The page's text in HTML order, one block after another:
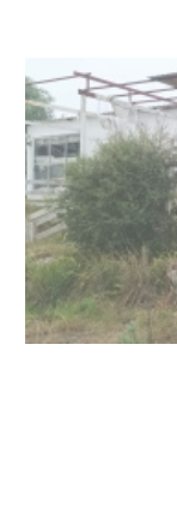
UTE hizo
personas
03-08-2026
Siniestro
de carne
POLICIALES